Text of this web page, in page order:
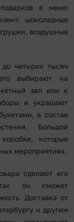
в меню
шоколадные
воздушные
четырех тысяч
выбирают на
зал или к
и украшают
в состав
Большой
которые
мероприятиях.
сделают его
он сможет
Доставка от
и другим